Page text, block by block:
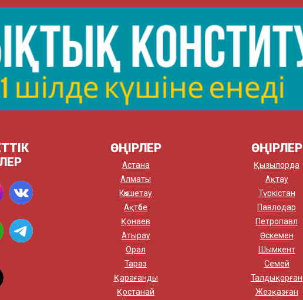
ӨҢІРЛЕР
Астана
Алматы
Көкшетау
Ақтөбе
Қонаев
Атырау
Орал
Тараз
Қарағанды
Қостанай
ӨҢІРЛЕР
Қызылорда
Ақтау
Түркістан
Павлодар
Петропавл
Өскемен
Шымкент
Семей
Талдықорған
Жезқазған